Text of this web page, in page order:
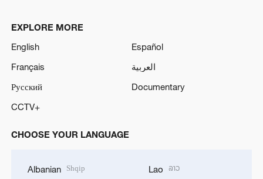
EXPLORE MORE
English
Español
Français
العربية
Русский
Documentary
CCTV+
CHOOSE YOUR LANGUAGE
Albanian Shqip Lao ລາວ